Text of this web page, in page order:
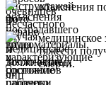
объяснения
медицинское
тяжести
смерти.